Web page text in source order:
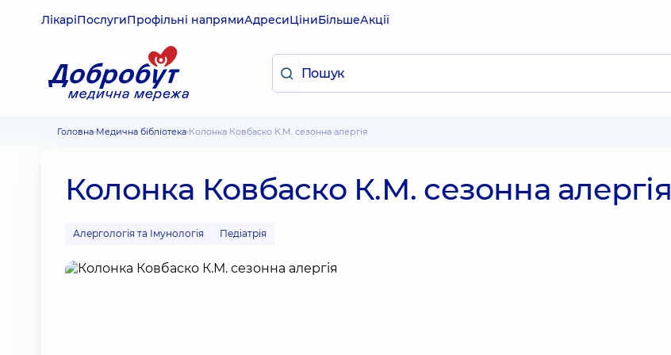
ЛікаріПослугиПрофільні напрямиАдресиЦіниБільшеАкції
Головна Медична бібліотека Колонка Ковбаско К.М. сезонна алергія
Колонка Ковбаско К.М. сезонна алергія
Алергологія та Імунологія Педіатрія